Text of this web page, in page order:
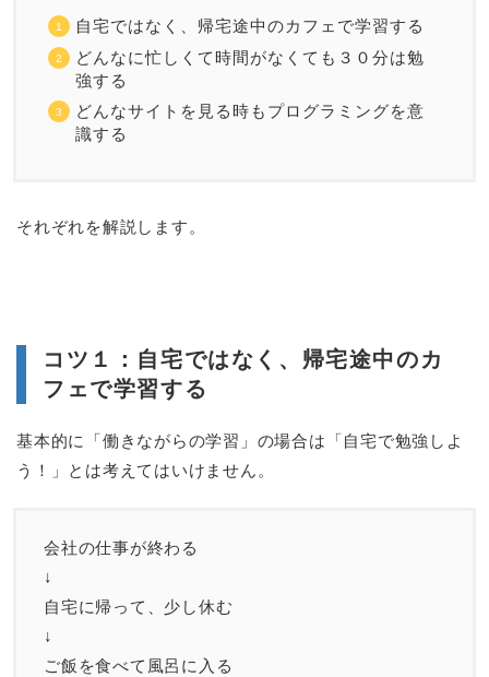
自宅ではなく、帰宅途中のカフェで学習する
どんなに忙しくて時間がなくても３０分は勉
強する
どんなサイトを見る時もプログラミングを意
識する
それぞれを解説します。
コツ１：自宅ではなく、帰宅途中のカ
フェで学習する
基本的に「働きながらの学習」の場合は「自宅で勉強しよ
う！」とは考えてはいけません。
会社の仕事が終わる
↓
自宅に帰って、少し休む
↓
ご飯を食べて風呂に入る